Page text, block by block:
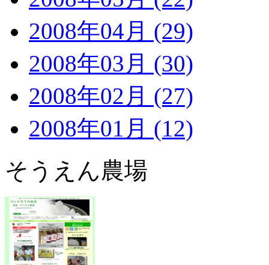
2008年04月 (29)
2008年03月 (30)
2008年02月 (27)
2008年01月 (12)
そうえん農場